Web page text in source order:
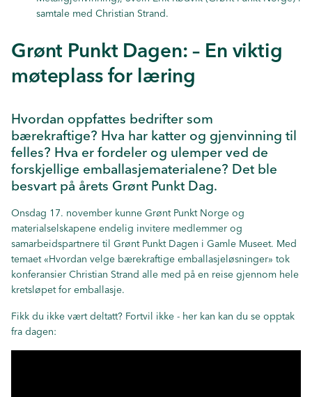
samtale med Christian Strand.
Grønt Punkt Dagen: – En viktig
møteplass for læring
Hvordan oppfattes bedrifter som
bærekraftige? Hva har katter og gjenvinning til
felles? Hva er fordeler og ulemper ved de
forskjellige emballasjematerialene? Det ble
besvart på årets Grønt Punkt Dag.
Onsdag 17. november kunne Grønt Punkt Norge og
materialselskapene endelig invitere medlemmer og
samarbeidspartnere til Grønt Punkt Dagen i Gamle Museet. Med
temaet «Hvordan velge bærekraftige emballasjeløsninger» tok
konferansier Christian Strand alle med på en reise gjennom hele
kretsløpet for emballasje.
Fikk du ikke vært deltatt? Fortvil ikke - her kan kan du se opptak
fra dagen: